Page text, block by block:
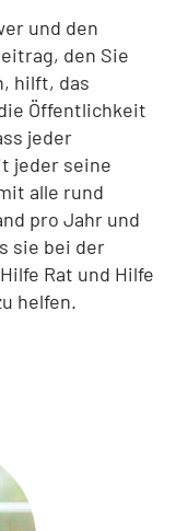
und den
den Sie
hilft, das
Öffentlichkeit
jeder
jeder seine
alle rund
pro Jahr und
sie bei der
Rat und Hilfe
helfen.